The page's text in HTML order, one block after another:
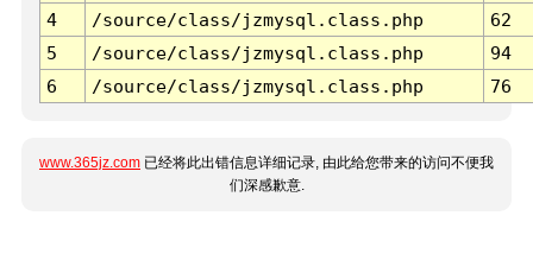
4
/source/class/jzmysql.class.php
62
5
/source/class/jzmysql.class.php
94
6
/source/class/jzmysql.class.php 76
www.365jz.com 已经将此出错信息详细记录, 由此给您带来的访问不便我
们深感歉意.